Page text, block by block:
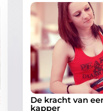
De kracht van
kapper